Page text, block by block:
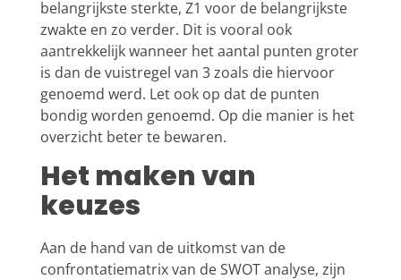
belangrijkste sterkte, Z1 voor de belangrijkste
zwakte en zo verder. Dit is vooral ook
aantrekkelijk wanneer het aantal punten groter
is dan de vuistregel van 3 zoals die hiervoor
genoemd werd. Let ook op dat de punten
bondig worden genoemd. Op die manier is het
overzicht beter te bewaren.
Het maken van
keuzes
Aan de hand van de uitkomst van de
confrontatiematrix van de SWOT analyse, zijn